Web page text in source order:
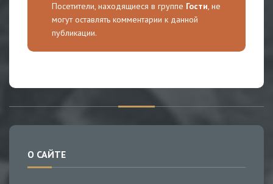
Посетители, находящиеся в группе Гости, не
могут оставлять комментарии к данной
публикации.
О САЙТЕ